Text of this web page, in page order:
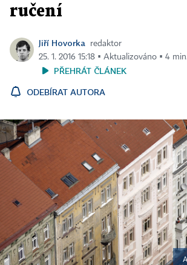
ručení
Jiří Hovorka
redaktor
25. 1. 2016 15:18 ▪ Aktualizováno ▪ 4
PŘEHRÁT ČLÁNEK
ODEBÍRAT AUTORA